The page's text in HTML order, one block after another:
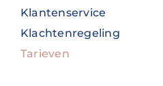
Klantenservice
Klachtenregeling
Tarieven